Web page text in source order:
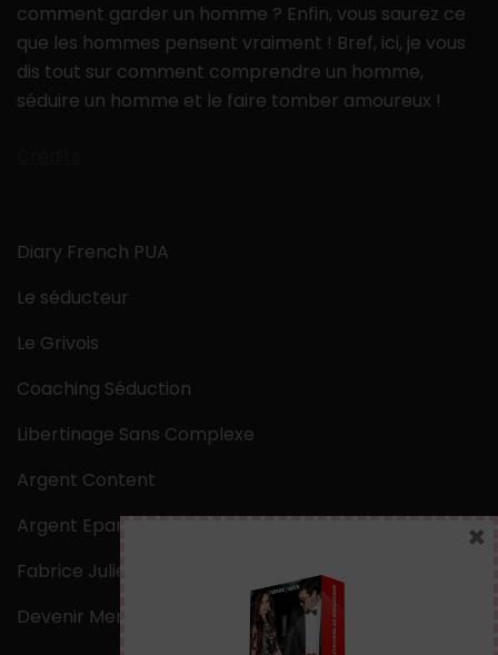
comment garder un homme ? Enfin, vous saurez ce
que les hommes pensent vraiment ! Bref, ici, je vous
dis tout sur comment comprendre un homme,
séduire un homme et le faire tomber amoureux !
Diary French PUA
Le séducteur
Le Grivois
Coaching Séduction
Libertinage Sans Complexe
Argent Content
Argent Epargne
Fabrice Julien
Devenir Mentaliste
×